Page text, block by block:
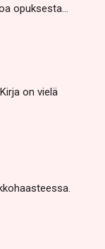
opuksesta...
on vielä